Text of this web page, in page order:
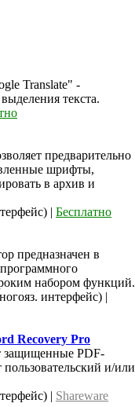
Translate" -
текста.
предварительно
шрифты,
в архив и
| Бесплатно
предназначен в
набором функций.
интерфейс) |
Recovery Pro
защищенные PDF-
и/или
| Shareware